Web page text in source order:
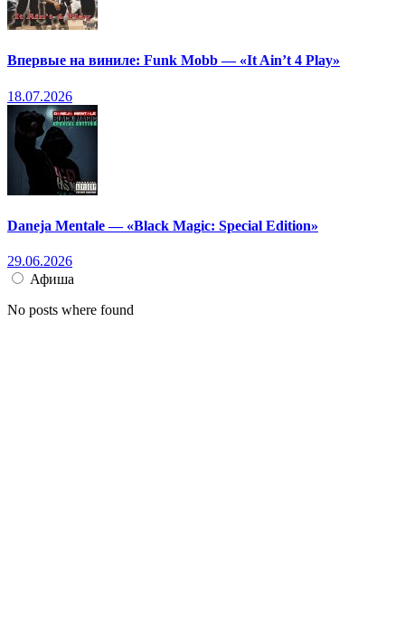
Впервые на виниле: Funk Mobb — «It Ain’t 4 Play»
18.07.2026
Daneja Mentale — «Black Magic: Special Edition»
29.06.2026
Афиша
No posts where found